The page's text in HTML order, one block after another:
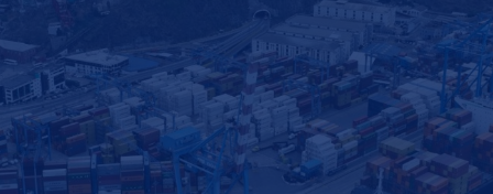
Nuestra Visión Estratégica
Servicios y Tarifas